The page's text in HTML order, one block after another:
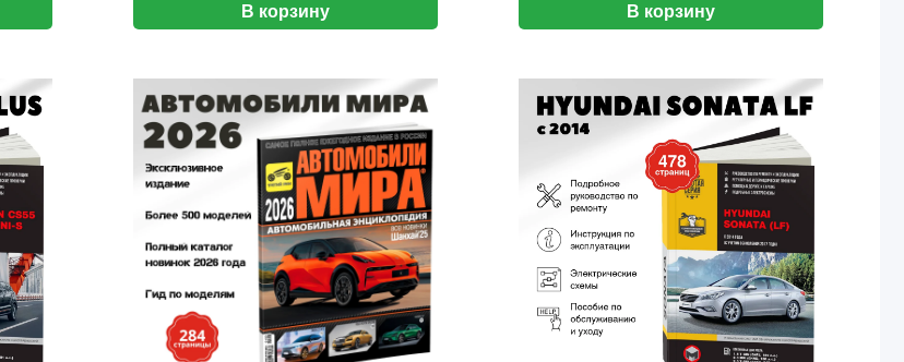
В корзину В корзину